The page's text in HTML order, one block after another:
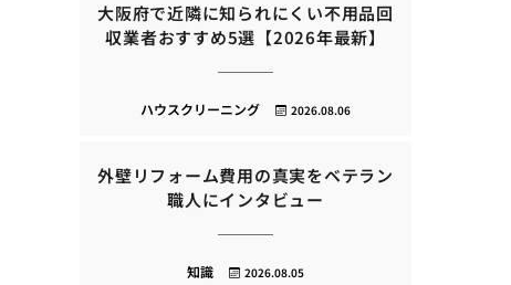
大阪府で近隣に知られにくい不用品回
収業者おすすめ5選【2026年最新】
2026.08.06
ハウスクリーニング
外壁リフォーム費用の真実をベテラン
職人にインタビュー
2026.08.05
知識